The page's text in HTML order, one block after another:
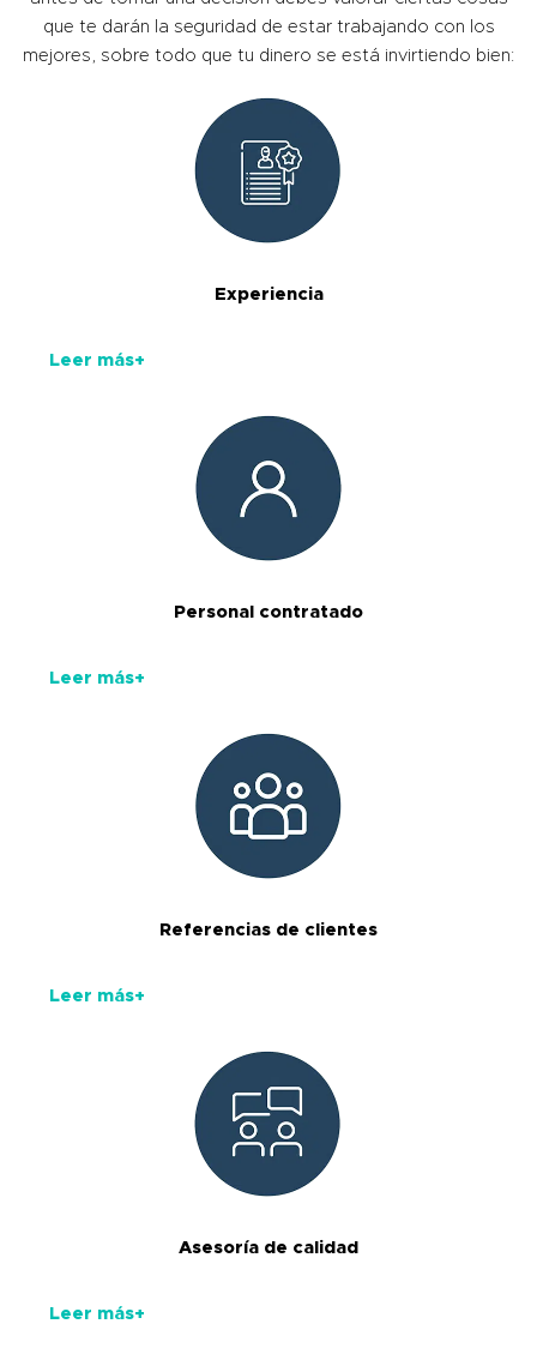
que te darán la seguridad de estar trabajando con los
mejores, sobre todo que tu dinero se está invirtiendo bien:
Experiencia
Leer más+
Personal contratado
Leer más+
Referencias de clientes
Leer más+
Asesoría de calidad
Leer más+